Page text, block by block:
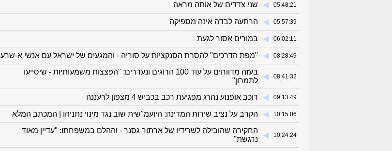
05:48:21
◀︎ שני צדדים של אותה מראה
05:57:39
◀︎ הרתעה לבדה אינה מספיקה
06:02:11
◀︎ במורים אסור לגעת
08:28:49
◀︎ "מפת הדרכים" להסרת הסנקציות על סוריה - והמגעים של ישראל עם אנשי א-שרע
08:41:32
◀︎
בעזה מדווחים על עוד 100 הרוגים ונעדרים: "הפצצות משמעותיות - שיסייעו
לתמרון"
09:13:49
◀︎ רוכב אופנוע נהרג מפגיעת רכב בכביש 4 מצפון לרעננה
10:15:06
◀︎ הקרב על נציב שירות המדינה: היועמ"שית שוב נגד מינוי נתניהו | המכתב המלא
10:24:24
◀︎
החקירה שהובילה לשרידיו של ארתור גסנר - וההלם במשפחתו: "עדיין מאוד
נרגשת"